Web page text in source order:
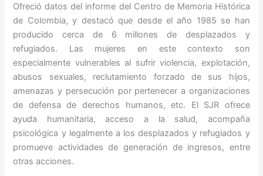
Ofreció datos del informe del Centro de Memoria Histórica
de Colombia, y destacó que desde el año 1985 se han
producido cerca de 6 millones de desplazados y
refugiados. Las mujeres en este contexto son
especialmente vulnerables al sufrir violencia, explotación,
abusos sexuales, reclutamiento forzado de sus hijos,
amenazas y persecución por pertenecer a organizaciones
de defensa de derechos humanos, etc. El SJR ofrece
ayuda humanitaria, acceso a la salud, acompaña
psicológica y legalmente a los desplazados y refugiados y
promueve actividades de generación de ingresos, entre
otras acciones.